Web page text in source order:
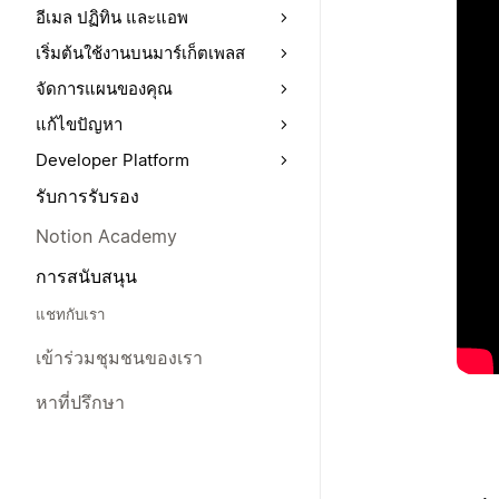
อีเมล ปฏิทิน และแอพ
เริ่มต้นใช้งานบนมาร์เก็ตเพลส
จัดการแผนของคุณ
แก้ไขปัญหา
Developer Platform
รับการรับรอง
Notion Academy
การสนับสนุน
แชทกับเรา
เข้าร่วมชุมชนของเรา
หาที่ปรึกษา